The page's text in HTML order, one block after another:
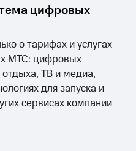
цифровых
о тарифах и услугах
МТС: цифровых
ТВ и медиа,
для запуска и
сервисах компании